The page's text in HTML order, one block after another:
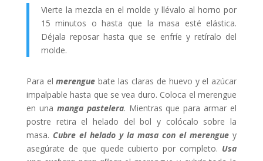
Vierte la mezcla en el molde y llévalo al horno por
15 minutos o hasta que la masa esté elástica.
Déjala reposar hasta que se enfríe y retíralo del
molde.
Para elmerengue bate las claras de huevo y el azúcar
impalpable hasta que se vea duro. Coloca el merengue
en una manga pastelera. Mientras que para armar el
postre retira el helado del bol y colócalo sobre la
masa. Cubre el helado y la masa con el merengue y
asegúrate de que quede cubierto por completo. Usa